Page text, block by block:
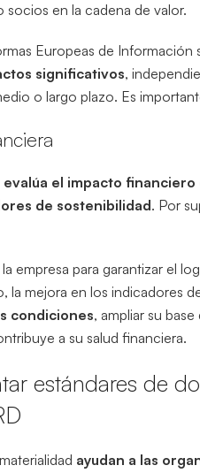
socios en la cadena de valor.
Europeas de
significativos,
o largo plazo. Es
evalúa el impacto
de sostenibilidad. Por
empresa para garantizar el
la mejora en los indicadores
condiciones, ampliar su
a su salud financiera.
estándares de
ayudan a las